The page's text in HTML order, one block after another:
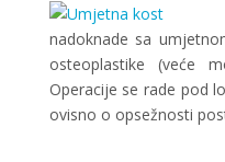
nadoknade sa
osteoplastike (veće
Operacije se rade pod
ovisno o opsežnosti